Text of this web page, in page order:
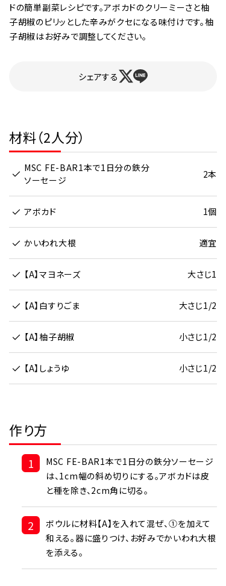
ドの簡単副菜レシピです。アボカドのクリーミーさと柚
子胡椒のピリッとした辛みがクセになる味付けです。柚
子胡椒はお好みで調整してください。
シェアする
材料（2人分）
MSC FE-BAR1本で1日分の鉄分
ソーセージ
2本
アボカド 1個
かいわれ大根 適宜
【A】マヨネーズ 大さじ1
【A】白すりごま 大さじ1/2
【A】柚子胡椒 小さじ1/2
【A】しょうゆ 小さじ1/2
作り方
1
MSC FE-BAR1本で1日分の鉄分ソーセージ
は、1cm幅の斜め切りにする。アボカドは皮
と種を除き、2cm角に切る。
2
ボウルに材料【A】を入れて混ぜ、①を加えて
和える。器に盛りつけ、お好みでかいわれ大根
を添える。